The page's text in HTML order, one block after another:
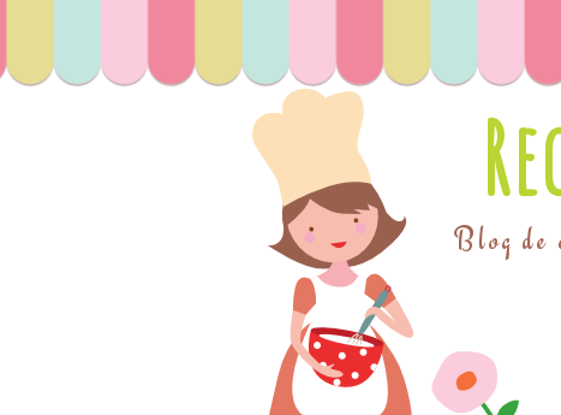
Blog de